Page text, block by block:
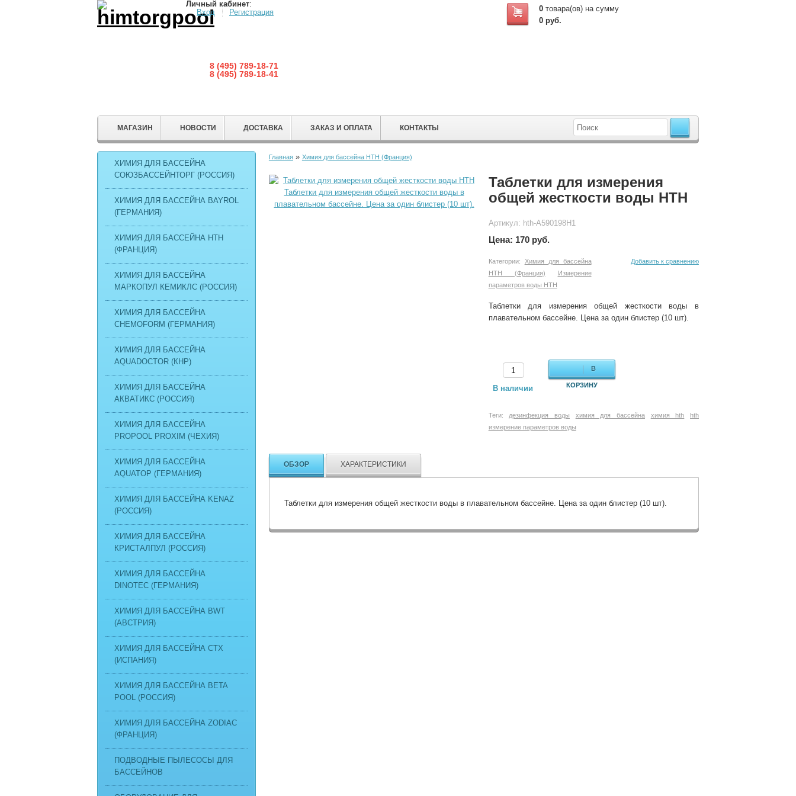
Личный кабинет:
Вход
Регистрация
8 (495) 789-18-71
8 (495) 789-18-41
0 товара(ов) на сумму
0 руб.
МАГАЗИН НОВОСТИ ДОСТАВКА ЗАКАЗ И ОПЛАТА КОНТАКТЫ
ХИМИЯ ДЛЯ БАССЕЙНА
СОЮЗБАССЕЙНТОРГ (РОССИЯ)
ХИМИЯ ДЛЯ БАССЕЙНА BAYROL
(ГЕРМАНИЯ)
ХИМИЯ ДЛЯ БАССЕЙНА HTH
(ФРАНЦИЯ)
ХИМИЯ ДЛЯ БАССЕЙНА
МАРКОПУЛ КЕМИКЛС (РОССИЯ)
ХИМИЯ ДЛЯ БАССЕЙНА
CHEMOFORM (ГЕРМАНИЯ)
ХИМИЯ ДЛЯ БАССЕЙНА
AQUADOCTOR (КНР)
ХИМИЯ ДЛЯ БАССЕЙНА
АКВАТИКС (РОССИЯ)
ХИМИЯ ДЛЯ БАССЕЙНА
PROPOOL PROXIM (ЧЕХИЯ)
ХИМИЯ ДЛЯ БАССЕЙНА
AQUATOP (ГЕРМАНИЯ)
ХИМИЯ ДЛЯ БАССЕЙНА KENAZ
(РОССИЯ)
ХИМИЯ ДЛЯ БАССЕЙНА
КРИСТАЛПУЛ (РОССИЯ)
ХИМИЯ ДЛЯ БАССЕЙНА
DINOTEC (ГЕРМАНИЯ)
ХИМИЯ ДЛЯ БАССЕЙНА BWT
(АВСТРИЯ)
ХИМИЯ ДЛЯ БАССЕЙНА CTX
(ИСПАНИЯ)
ХИМИЯ ДЛЯ БАССЕЙНА BETA
POOL (РОССИЯ)
ХИМИЯ ДЛЯ БАССЕЙНА ZODIAC
(ФРАНЦИЯ)
ПОДВОДНЫЕ ПЫЛЕСОСЫ ДЛЯ
БАССЕЙНОВ
Главная» Химия для бассейна HTH (Франция)
Таблетки для измерения
общей жесткости воды HTH
Артикул: hth-A590198H1
Цена: 170 руб.
Категории:
Химия для бассейна
HTH (Франция)
Измерение
параметров воды HTH
Добавить к сравнению
Таблетки для измерения общей жесткости воды в
плавательном бассейне. Цена за один блистер (10 шт).
В
КОРЗИНУ
В наличии
Теги: дезинфекция воды химия для бассейна химия hth
hth
измерение параметров воды
ОБЗОР ХАРАКТЕРИСТИКИ
Таблетки для измерения общей жесткости воды в плавательном бассейне. Цена за один блистер (10 шт).